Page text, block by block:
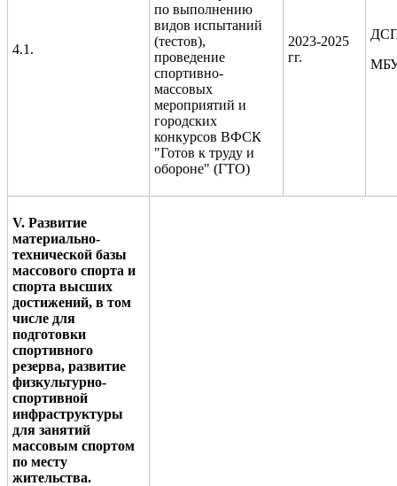
4.1.
по выполнению
видов испытаний
(тестов),
проведение
спортивно-
массовых
мероприятий и
городских
конкурсов ВФСК
"Готов к труду и
обороне" (ГТО)
2023-2025
гг.
V. Развитие
материально-
технической базы
массового спорта и
спорта высших
достижений, в том
числе для
подготовки
спортивного
резерва, развитие
физкультурно-
спортивной
инфраструктуры
для занятий
массовым спортом
по месту
жительства.